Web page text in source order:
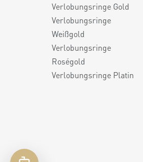
Verlobungsringe Gold
Verlobungsringe
Weißgold
Verlobungsringe
Roségold
Verlobungsringe Platin